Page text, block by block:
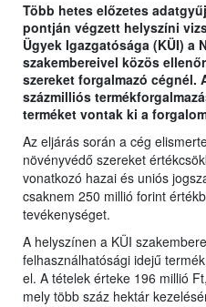
Több hetes előzetes
pontján végzett helyszíni
Ügyek Igazgatósága (KÜI) a
szakembereivel közös
szereket forgalmazó cégnél.
százmilliós
terméket vontak ki a
Az eljárás során a cég
növényvédő szereket
vonatkozó hazai és uniós
csaknem 250 millió forint
tevékenységet.
A helyszínen a KÜI
felhasználhatósági idejű
el. A tételek érteke 196 millió
mely több száz hektár